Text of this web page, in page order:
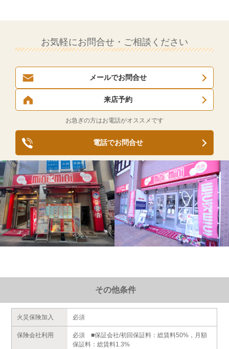
お気軽にお問合せ・ご相談ください
メールでお問合せ
来店予約
お急ぎの方はお電話がオススメです
電話でお問合せ
その他条件
火災保険加入 必須
保険会社利用
必須 ■保証会社/初回保証料：総賃料50%，月額
保証料：総賃料1.3%